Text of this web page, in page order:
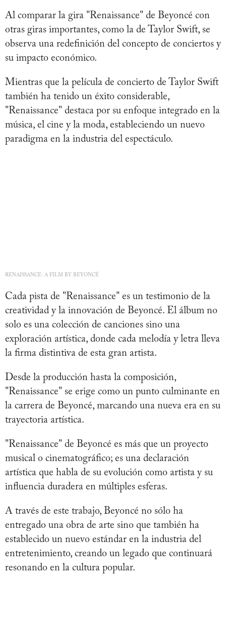
Al comparar la gira "Renaissance" de Beyoncé con
otras giras importantes, como la de Taylor Swift, se
observa una redefinición del concepto de conciertos y
su impacto económico.
Mientras que la película de concierto de Taylor Swift
también ha tenido un éxito considerable,
"Renaissance" destaca por su enfoque integrado en la
música, el cine y la moda, estableciendo un nuevo
paradigma en la industria del espectáculo.
RENAISSANCE: A FILM BY BEYONCÉ
Cada pista de "Renaissance" es un testimonio de la
creatividad y la innovación de Beyoncé. El álbum no
solo es una colección de canciones sino una
exploración artística, donde cada melodía y letra lleva
la firma distintiva de esta gran artista.
Desde la producción hasta la composición,
"Renaissance" se erige como un punto culminante en
la carrera de Beyoncé, marcando una nueva era en su
trayectoria artística.
"Renaissance" de Beyoncé es más que un proyecto
musical o cinematográfico; es una declaración
artística que habla de su evolución como artista y su
influencia duradera en múltiples esferas.
A través de este trabajo, Beyoncé no sólo ha
entregado una obra de arte sino que también ha
establecido un nuevo estándar en la industria del
entretenimiento, creando un legado que continuará
resonando en la cultura popular.